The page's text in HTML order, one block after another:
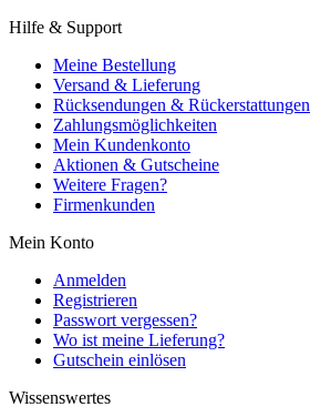
Hilfe & Support
Meine Bestellung
Versand & Lieferung
Rücksendungen & Rückerstattungen
Zahlungsmöglichkeiten
Mein Kundenkonto
Aktionen & Gutscheine
Weitere Fragen?
Firmenkunden
Mein Konto
Anmelden
Registrieren
Passwort vergessen?
Wo ist meine Lieferung?
Gutschein einlösen
Wissenswertes